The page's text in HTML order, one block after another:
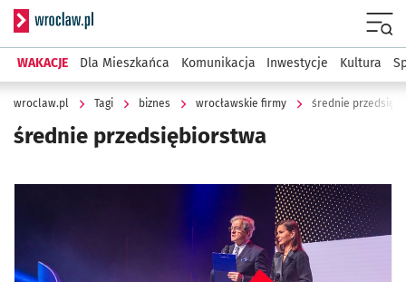
Serwis informacyjny wroclaw.pl
WAKACJE Dla Mieszkańca Komunikacja Inwestycje Kultura
wroclaw.pl Tagi biznes wrocławskie firmy średnie
średnie przedsiębiorstwa